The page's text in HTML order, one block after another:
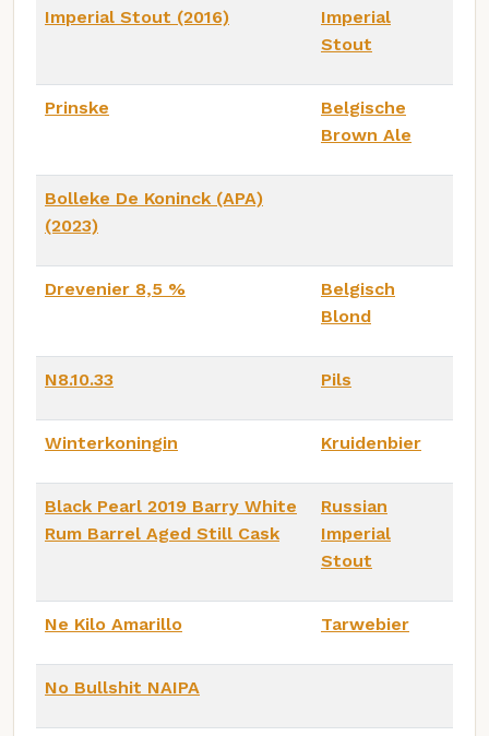
Imperial Stout (2016)
Imperial
Stout
Prinske
Belgische
Brown Ale
Bolleke De Koninck (APA)
(2023)
Drevenier 8,5 %
Belgisch
Blond
N8.10.33 Pils
Winterkoningin Kruidenbier
Black Pearl 2019 Barry White
Rum Barrel Aged Still Cask
Russian
Imperial
Stout
Ne Kilo Amarillo Tarwebier
No Bullshit NAIPA